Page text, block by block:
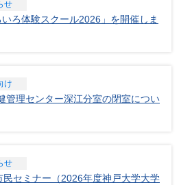
せ
いろ体験スクール2026」を開催しま
け
管理センター深江分室の閉室につい
せ
セミナー（2026年度神戸大学大学